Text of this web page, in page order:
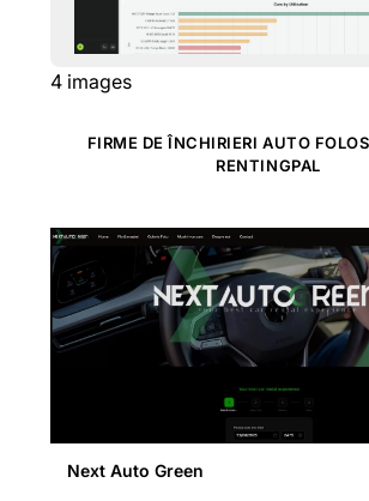
4 images
FIRME DE ÎNCHIRIERI AUTO
RENTINGPAL
Next Auto Green